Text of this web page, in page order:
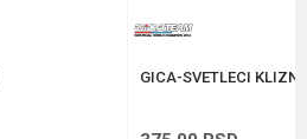
GICA-SVETLECI